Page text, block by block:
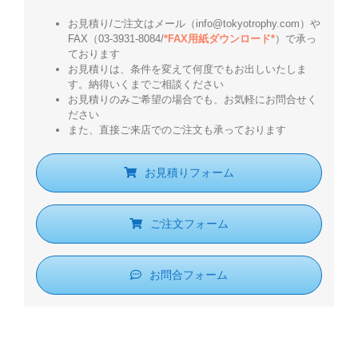
お見積り/ご注文はメール（info@tokyotrophy.com）や
FAX（03-3931-8084/*FAX用紙ダウンロード*）で承っ
ております
お見積りは、条件を変えて何度でもお出しいたしま
す。納得いくまでご相談ください
お見積りのみご希望の場合でも、お気軽にお問合せく
ださい
また、直接ご来店でのご注文も承っております
お見積りフォーム
ご注文フォーム
お問合フォーム